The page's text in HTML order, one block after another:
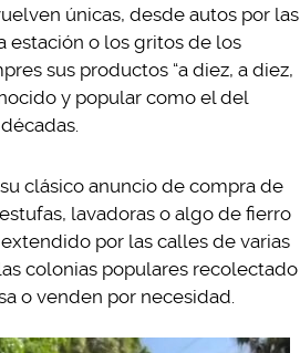
únicas, desde autos por las
estación o los gritos de los
sus productos “a diez, a diez,
y popular como el del
clásico anuncio de compra de
lavadoras o algo de fierro
por las calles de varias
colonias populares recolectado
o venden por necesidad.